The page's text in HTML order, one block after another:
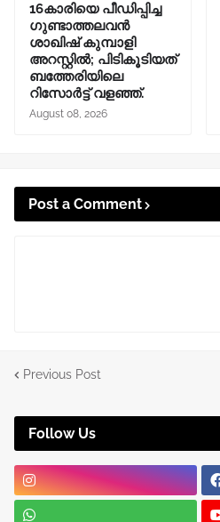
16കാരിയെ പീഡിപ്പിച്ച
ഗുണ്ടാത്തലവൻ
ശാഖിഷ് കുമ്പാളി
അറസ്റ്റിൽ; പിടികൂടിയത്
ബത്തേരിയിലെ
റിസോർട്ട് വളഞ്ഞ്.
August 08, 2026
Post a Comment
Previous Post
Follow Us